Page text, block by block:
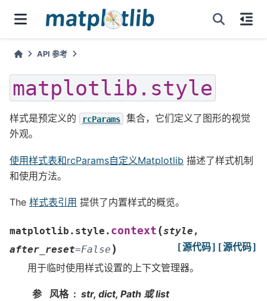
API 参考
matplotlib.style
样式是预定义的 rcParams
集合，它们定义了图形的视觉
外观。
使用样式表和rcParams自定义Matplotlib 描述了样式机制
和使用方法。
The 样式表引用 提供了内置样式的概览。
matplotlib.style. context (style ,
after_reset=False ) [源代码]
[源代码]
用于临时使用样式设置的上下文管理器。
参
风格
str, dict, Path 或 list